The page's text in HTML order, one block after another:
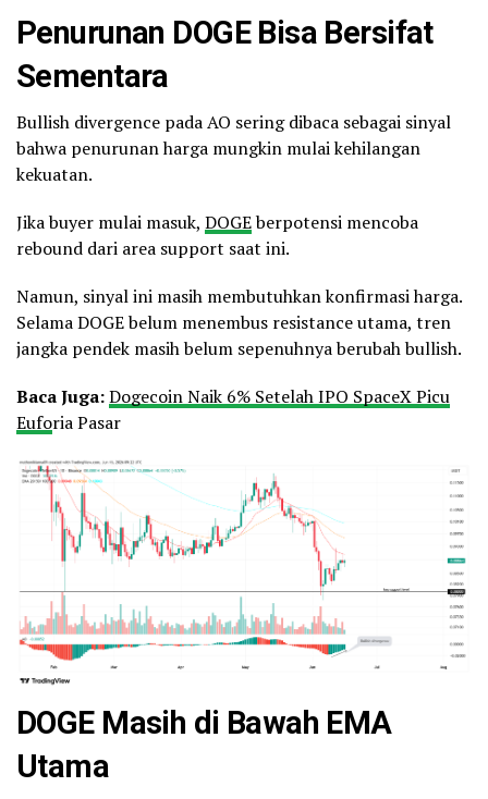
Penurunan DOGE Bisa Bersifat
Sementara
Bullish divergence pada AO sering dibaca sebagai sinyal
bahwa penurunan harga mungkin mulai kehilangan
kekuatan.
Jika buyer mulai masuk, DOGEberpotensi mencoba
rebound dari area support saat ini.
Namun, sinyal ini masih membutuhkan konfirmasi harga.
Selama DOGE belum menembus resistance utama, tren
jangka pendek masih belum sepenuhnya berubah bullish.
Baca Juga:Dogecoin Naik 6% Setelah IPO SpaceX Picu
Euforia Pasar
DOGE Masih di Bawah EMA
Utama